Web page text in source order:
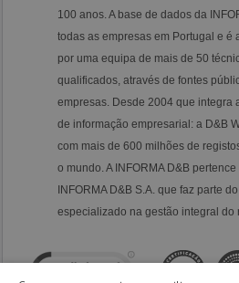
100 anos. A base de dados da
todas as empresas em Portugal e é
por uma equipa de mais de 50
qualificados, através de fontes
empresas. Desde 2004 que integra
de informação empresarial: a D&B
com mais de 600 milhões de
o mundo. A INFORMA D&B
INFORMA D&B S.A. que faz parte
especializado na gestão integral do